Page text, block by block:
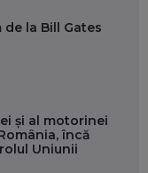
la Bill Gates
și al motorinei
încă
Uniunii